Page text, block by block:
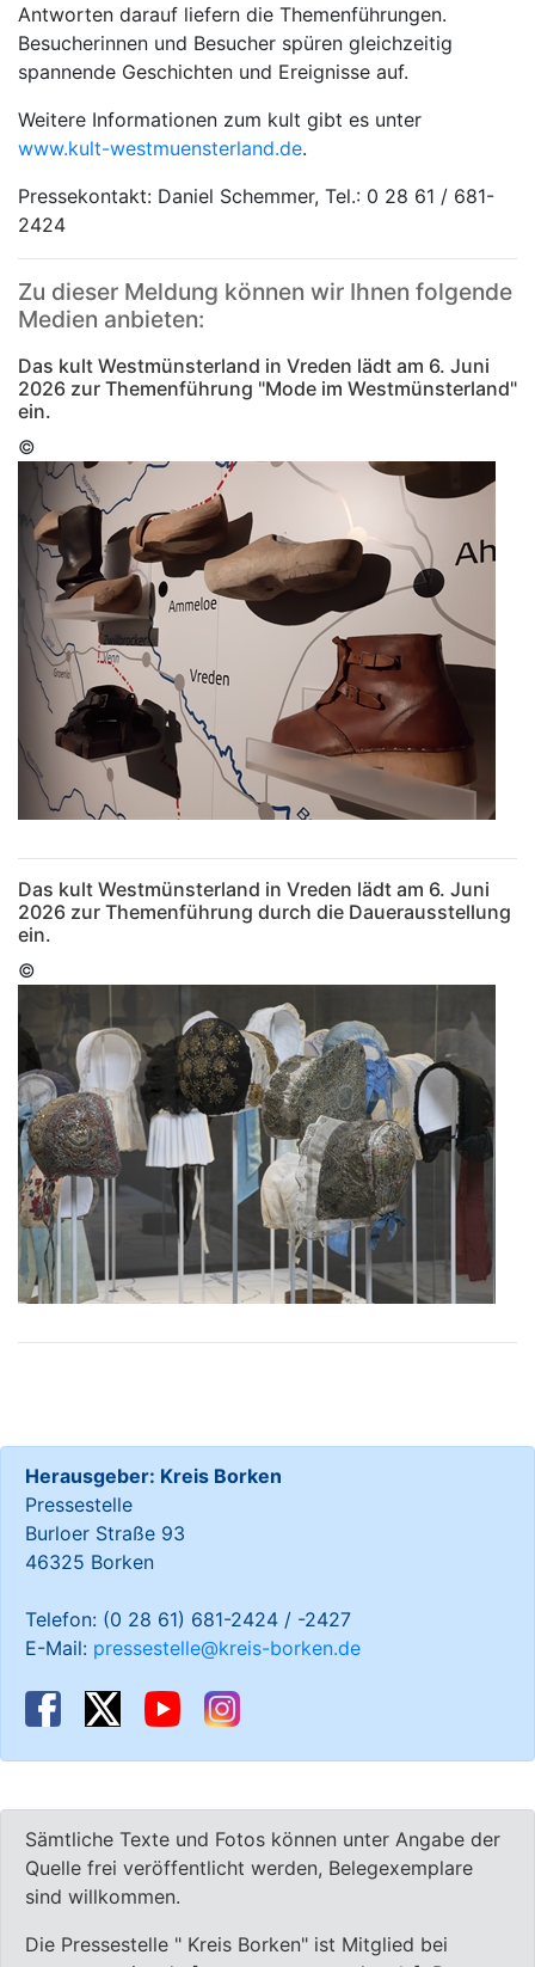
Antworten darauf liefern die Themenführungen.
Besucherinnen und Besucher spüren gleichzeitig
spannende Geschichten und Ereignisse auf.
Weitere Informationen zum kult gibt es unter
www.kult-westmuensterland.de.
Pressekontakt: Daniel Schemmer, Tel.: 0 28 61 / 681-
2424
Zu dieser Meldung können wir Ihnen folgende
Medien anbieten:
Das kult Westmünsterland in Vreden lädt am 6. Juni
2026 zur Themenführung "Mode im Westmünsterland"
ein.
©
Das kult Westmünsterland in Vreden lädt am 6. Juni
2026 zur Themenführung durch die Dauerausstellung
ein.
©
Herausgeber: Kreis Borken
Pressestelle
Burloer Straße 93
46325 Borken
Telefon: (0 28 61) 681-2424 / -2427
E-Mail: pressestelle@kreis-borken.de
Sämtliche Texte und Fotos können unter Angabe der
Quelle frei veröffentlicht werden, Belegexemplare
sind willkommen.
Die Pressestelle " Kreis Borken" ist Mitglied bei